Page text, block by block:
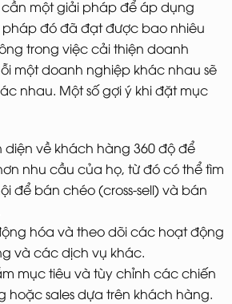
một giải pháp để áp dụng
pháp đó đã đạt được bao nhiêu
trong việc cải thiện doanh
một doanh nghiệp khác nhau sẽ
nhau. Một số gợi ý khi đặt mục
diện về khách hàng 360 độ để
nhu cầu của họ, từ đó có thể tìm
để bán chéo (cross-sell) và bán
hóa và theo dõi các hoạt động
và các dịch vụ khác.
mục tiêu và tùy chỉnh các chiến
hoặc sales dựa trên khách hàng.